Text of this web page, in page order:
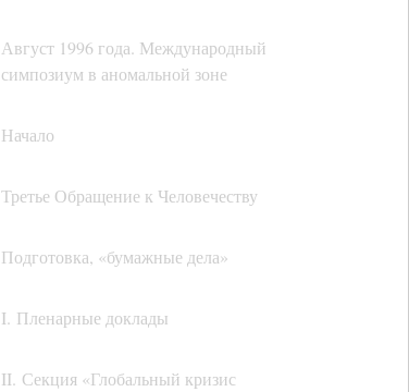
Август 1996 года. Международный
симпозиум в аномальной зоне
Начало
Третье Обращение к Человечеству
Подготовка, «бумажные дела»
I. Пленарные доклады
II. Секция «Глобальный кризис